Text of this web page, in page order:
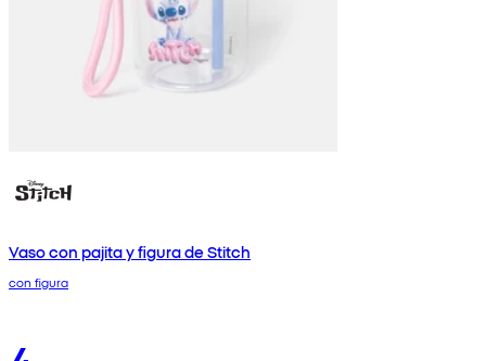
Vaso con pajita y figura de Stitch
con figura